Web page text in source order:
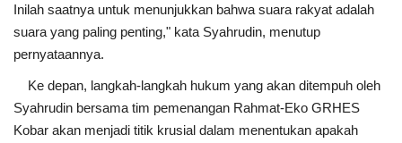
Inilah saatnya untuk menunjukkan bahwa suara rakyat adalah
suara yang paling penting," kata Syahrudin, menutup
pernyataannya.
Ke depan, langkah-langkah hukum yang akan ditempuh oleh
Syahrudin bersama tim pemenangan Rahmat-Eko GRHES
Kobar akan menjadi titik krusial dalam menentukan apakah